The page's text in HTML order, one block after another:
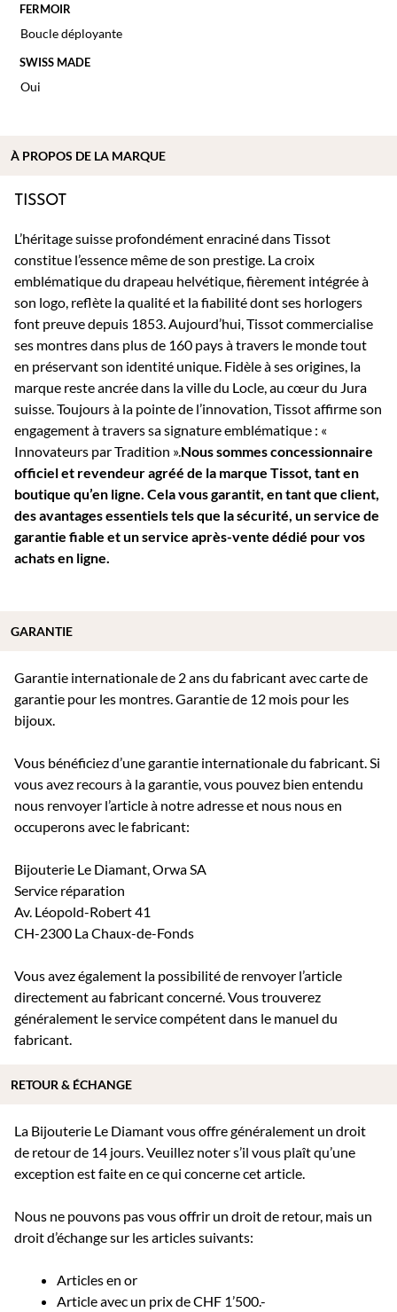
FERMOIR
Boucle déployante
SWISS MADE
Oui
TISSOT
L’héritage suisse profondément enraciné dans Tissot
constitue l’essence même de son prestige. La croix
emblématique du drapeau helvétique, fièrement intégrée à
son logo, reflète la qualité et la fiabilité dont ses horlogers
font preuve depuis 1853. Aujourd’hui, Tissot commercialise
ses montres dans plus de 160 pays à travers le monde tout
en préservant son identité unique. Fidèle à ses origines, la
marque reste ancrée dans la ville du Locle, au cœur du Jura
suisse. Toujours à la pointe de l’innovation, Tissot affirme son
engagement à travers sa signature emblématique : «
Innovateurs par Tradition ».Nous sommes concessionnaire
officiel et revendeur agréé de la marque Tissot, tant en
boutique qu’en ligne. Cela vous garantit, en tant que client,
des avantages essentiels tels que la sécurité, un service de
garantie fiable et un service après-vente dédié pour vos
achats en ligne.
Garantie internationale de 2 ans du fabricant avec carte de
garantie pour les montres. Garantie de 12 mois pour les
bijoux.
Vous bénéficiez d’une garantie internationale du fabricant. Si
vous avez recours à la garantie, vous pouvez bien entendu
nous renvoyer l’article à notre adresse et nous nous en
occuperons avec le fabricant:
Bijouterie Le Diamant, Orwa SA
Service réparation
Av. Léopold-Robert 41
CH-2300 La Chaux-de-Fonds
Vous avez également la possibilité de renvoyer l’article
directement au fabricant concerné. Vous trouverez
généralement le service compétent dans le manuel du
fabricant.
La Bijouterie Le Diamant vous offre généralement un droit
de retour de 14 jours. Veuillez noter s’il vous plaît qu’une
exception est faite en ce qui concerne cet article.
Nous ne pouvons pas vous offrir un droit de retour, mais un
droit d’échange sur les articles suivants:
Articles en or
Article avec un prix de CHF 1’500.-
À PROPOS DE LA MARQUE
GARANTIE
RETOUR & ÉCHANGE